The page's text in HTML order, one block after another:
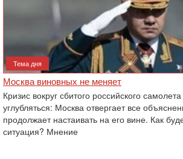
Тема дня
Москва виновных не меняет
Кризис вокруг сбитого российского
углубляться: Москва отвергает все
продолжает настаивать на его вине. Как
ситуация? Мнение